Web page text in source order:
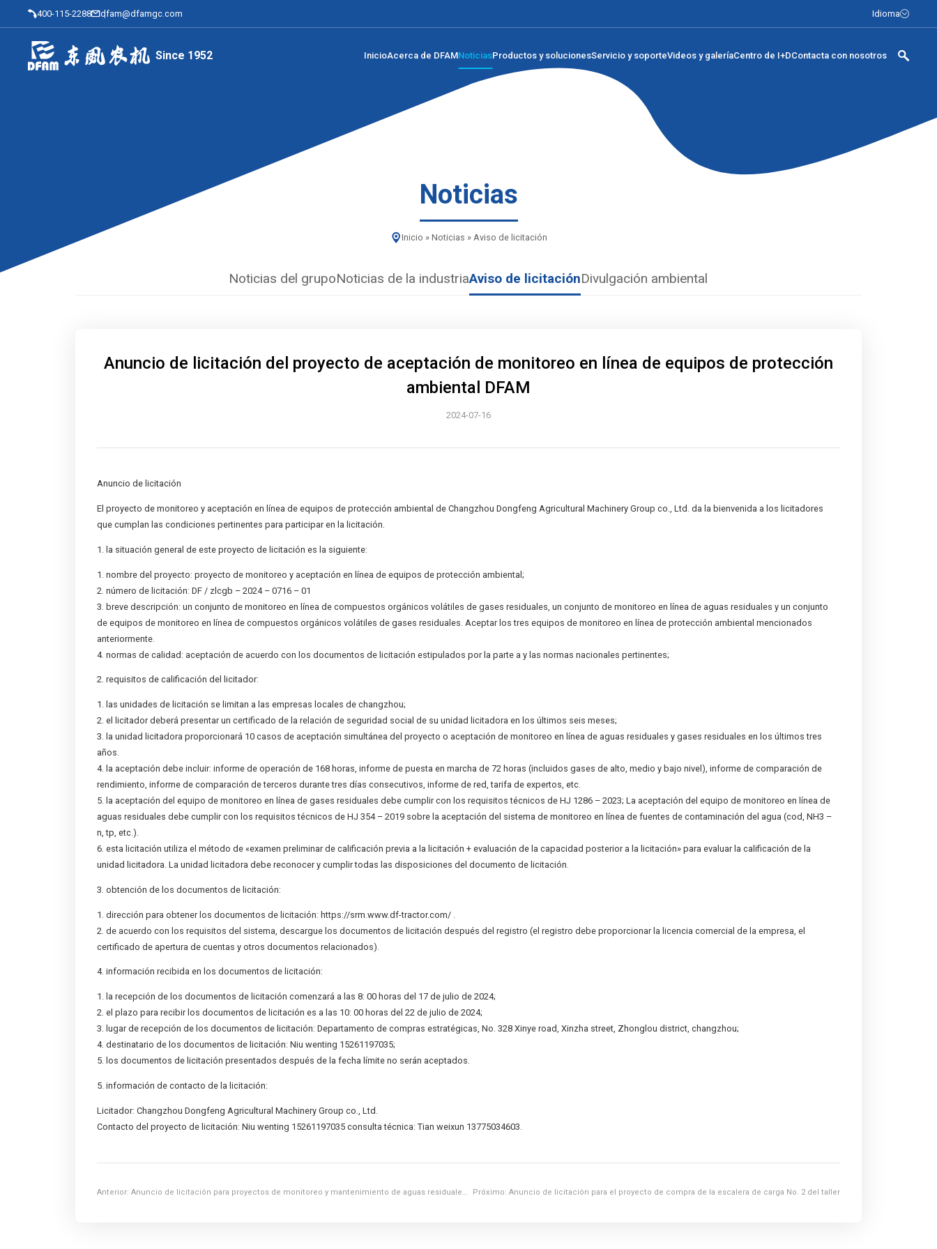
400-115-2288 dfam@dfamgc.com Idioma
Since 1952 InicioAcerca de DFAMNoticiasProductos y solucionesServicio y soporteVideos y galeríaCentro de I+DContacta con nosotros
Noticias
Inicio » Noticias » Aviso de licitación
Noticias del grupoNoticias de la industriaAviso de licitaciónDivulgación ambiental
Anuncio de licitación del proyecto de aceptación de monitoreo en línea de equipos de protección
ambiental DFAM
2024-07-16
Anuncio de licitación
El proyecto de monitoreo y aceptación en línea de equipos de protección ambiental de Changzhou Dongfeng Agricultural Machinery Group co., Ltd. da la bienvenida a los licitadores
que cumplan las condiciones pertinentes para participar en la licitación.
1. la situación general de este proyecto de licitación es la siguiente:
1. nombre del proyecto: proyecto de monitoreo y aceptación en línea de equipos de protección ambiental;
2. número de licitación: DF / zlcgb – 2024 – 0716 – 01
3. breve descripción: un conjunto de monitoreo en línea de compuestos orgánicos volátiles de gases residuales, un conjunto de monitoreo en línea de aguas residuales y un conjunto
de equipos de monitoreo en línea de compuestos orgánicos volátiles de gases residuales. Aceptar los tres equipos de monitoreo en línea de protección ambiental mencionados
anteriormente.
4. normas de calidad: aceptación de acuerdo con los documentos de licitación estipulados por la parte a y las normas nacionales pertinentes;
2. requisitos de calificación del licitador:
1. las unidades de licitación se limitan a las empresas locales de changzhou;
2. el licitador deberá presentar un certificado de la relación de seguridad social de su unidad licitadora en los últimos seis meses;
3. la unidad licitadora proporcionará 10 casos de aceptación simultánea del proyecto o aceptación de monitoreo en línea de aguas residuales y gases residuales en los últimos tres
años.
4. la aceptación debe incluir: informe de operación de 168 horas, informe de puesta en marcha de 72 horas (incluidos gases de alto, medio y bajo nivel), informe de comparación de
rendimiento, informe de comparación de terceros durante tres días consecutivos, informe de red, tarifa de expertos, etc.
5. la aceptación del equipo de monitoreo en línea de gases residuales debe cumplir con los requisitos técnicos de HJ 1286 – 2023; La aceptación del equipo de monitoreo en línea de
aguas residuales debe cumplir con los requisitos técnicos de HJ 354 – 2019 sobre la aceptación del sistema de monitoreo en línea de fuentes de contaminación del agua (cod, NH3 –
n, tp, etc.).
6. esta licitación utiliza el método de «examen preliminar de calificación previa a la licitación + evaluación de la capacidad posterior a la licitación» para evaluar la calificación de la
unidad licitadora. La unidad licitadora debe reconocer y cumplir todas las disposiciones del documento de licitación.
3. obtención de los documentos de licitación:
1. dirección para obtener los documentos de licitación: https://srm.www.df-tractor.com/ .
2. de acuerdo con los requisitos del sistema, descargue los documentos de licitación después del registro (el registro debe proporcionar la licencia comercial de la empresa, el
certificado de apertura de cuentas y otros documentos relacionados).
4. información recibida en los documentos de licitación:
1. la recepción de los documentos de licitación comenzará a las 8: 00 horas del 17 de julio de 2024;
2. el plazo para recibir los documentos de licitación es a las 10: 00 horas del 22 de julio de 2024;
3. lugar de recepción de los documentos de licitación: Departamento de compras estratégicas, No. 328 Xinye road, Xinzha street, Zhonglou district, changzhou;
4. destinatario de los documentos de licitación: Niu wenting 15261197035;
5. los documentos de licitación presentados después de la fecha límite no serán aceptados.
5. información de contacto de la licitación:
Licitador: Changzhou Dongfeng Agricultural Machinery Group co., Ltd.
Contacto del proyecto de licitación: Niu wenting 15261197035 consulta técnica: Tian weixun 13775034603.
Anterior:Anuncio de licitación para proyectos de monitoreo y mantenimiento de aguas residuales
Próximo: Anuncio de licitación para el proyecto de compra de la escalera de carga No. 2 del taller